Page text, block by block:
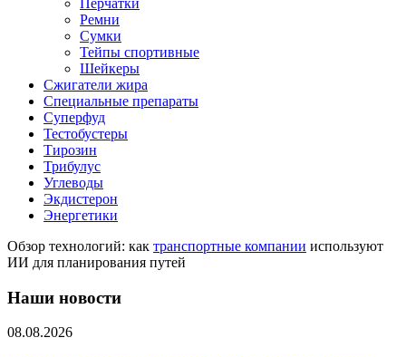
Перчатки
Ремни
Сумки
Тейпы спортивные
Шейкеры
Сжигатели жира
Специальные препараты
Суперфуд
Тестобустеры
Тирозин
Трибулус
Углеводы
Экдистерон
Энергетики
Обзор технологий: как транспортные компании используют
ИИ для планирования путей
Наши новости
08.08.2026